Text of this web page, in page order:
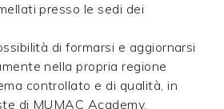
presso le sedi dei
di formarsi e aggiornarsi
nella propria regione
controllato e di qualità, in
di MUMAC Academy.